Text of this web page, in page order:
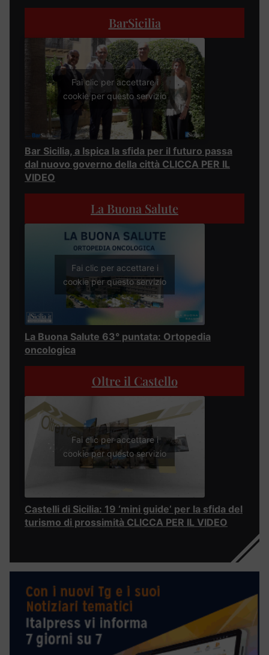
BarSicilia
Fai clic per accettare i
cookie per questo servizio
Bar Sicilia, a Ispica la sfida per il futuro passa
dal nuovo governo della città CLICCA PER IL
VIDEO
La Buona Salute
Fai clic per accettare i
cookie per questo servizio
La Buona Salute 63° puntata: Ortopedia
oncologica
Oltre il Castello
Fai clic per accettare i
cookie per questo servizio
Castelli di Sicilia: 19 ‘mini guide’ per la sfida del
turismo di prossimità CLICCA PER IL VIDEO